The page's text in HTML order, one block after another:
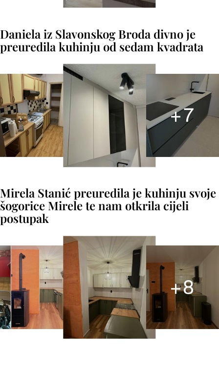
Daniela iz Slavonskog Broda divno je
preuredila kuhinju od sedam kvadrata
+7
Mirela Stanić preuredila je kuhinju svoje
šogorice Mirele te nam otkrila cijeli
postupak
+8